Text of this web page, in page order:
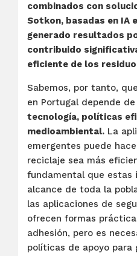
combinados con
Sotkon, basadas en IA
generado resultados
contribuido
eficiente de los
Sabemos, por tanto, que
en Portugal depende de
tecnología, políticas
medioambiental. La
emergentes puede
reciclaje sea más
fundamental que estas
alcance de toda la
las aplicaciones de
ofrecen formas
adhesión, pero es
políticas de apoyo para